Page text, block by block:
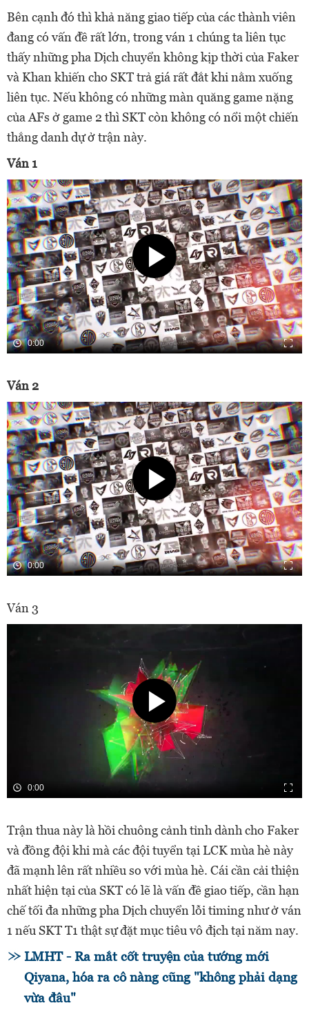
Bên cạnh đó thì khả năng giao tiếp của các thành viên
đang có vấn đề rất lớn, trong ván 1 chúng ta liên tục
thấy những pha Dịch chuyển không kịp thời của Faker
và Khan khiến cho SKT trả giá rất đắt khi nằm xuống
liên tục. Nếu không có những màn quăng game nặng
của AFs ở game 2 thì SKT còn không có nổi một chiến
thắng danh dự ở trận này.
Ván 1
0:00
Ván 2
0:00
Ván 3
0:00
Trận thua này là hồi chuông cảnh tỉnh dành cho Faker
và đồng đội khi mà các đội tuyển tại LCK mùa hè này
đã mạnh lên rất nhiều so với mùa hè. Cái cần cải thiện
nhất hiện tại của SKT có lẽ là vấn đề giao tiếp, cần hạn
chế tối đa những pha Dịch chuyển lỗi timing như ở ván
1 nếu SKT T1 thật sự đặt mục tiêu vô địch tại năm nay.
LMHT - Ra mắt cốt truyện của tướng mới
Qiyana, hóa ra cô nàng cũng "không phải dạng
vừa đâu"